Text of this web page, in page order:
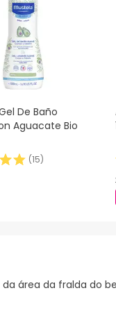
De Baño
Aguacate Bio
(15)
área da fralda do